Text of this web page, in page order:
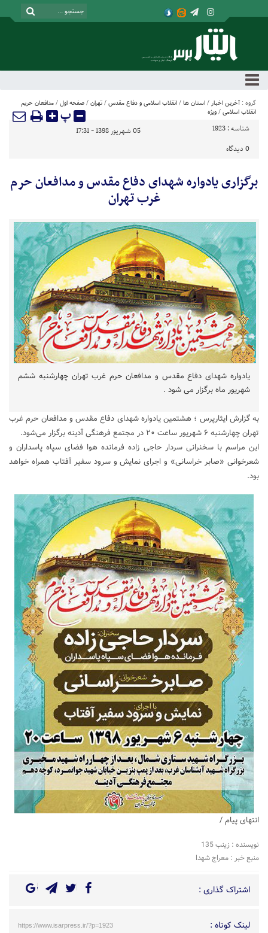
گروه : آخرین اخبار / استان ها / انقلاب اسلامی و دفاع مقدس / تهران / صفحه اول / مدافعان حریم
انقلاب اسلامی / ویژه پ
شناسه : 1923
05 شهریور 1398 - 17:31
0 دیدگاه
برگزاری یادواره شهدای دفاع مقدس و مدافعان حرم
غرب تهران
یادواره شهدای دفاع مقدس و مدافعان حرم غرب تهران چهارشنبه ششم
شهریور ماه برگزار می شود .
به گزارش ایثارپرس ؛ هشتمین یادواره شهدای دفاع مقدس و مدافعان حرم غرب
تهران چهارشنبه ۶ شهریور ساعت ۲۰ در مجتمع فرهنگی آدینه برگزار می‌شود.
این مراسم با سخنرانی سردار حاجی زاده فرمانده هوا فضای سپاه پاسداران و
شعرخوانی «صابر خراسانی» و اجرای نمایش و سرود سفیر آفتاب همراه خواهد
بود.
انتهای پیام /
نویسنده : زینب 135
منبع خبر : معراج شهدا
اشتراک گذاری :
لینک کوتاه : https://www.isarpress.ir/?p=1923